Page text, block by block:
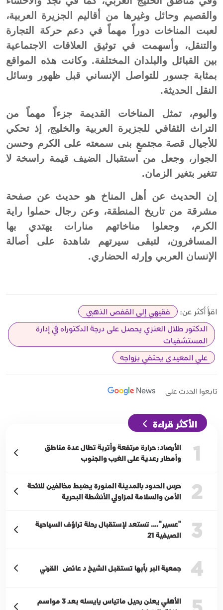
والقصيم وحائل وغيرها من أقاليم الجزيرة العربية،
لعبت المناخات دوراً مهماً في دعم حركة التجارة
والتنقل، وأسهمت في توثيق العلاقات الاجتماعية
بين القبائل والبلدان المختلفة. وكانت هذه المواقع
بمثابة جسور للتواصل الإنساني قبل ظهور وسائل
النقل الحديثة.
واليوم، تمثل المناخات القديمة جزءاً مهماً من
التراث الثقافي للجزيرة العربية والخليج، إذ تحكي
للأجيال قصة مجتمعٍ بنى سمعته على الكرم وحسن
الجوار، وجعل من استقبال الضيف قيمة راسخة لا
تتغير بتغير الزمان.
إن الحديث عن أهل المناخ هو حديث عن صفحة
مشرقة من تاريخ المنطقة، وعن رجال حملوا راية
الكرم، وجعلوا مناخاتهم منارات يهتدي بها
المسافرون، لتبقى سيرتهم شاهدة على أصالة
الإنسان العربي وإرثه الحضاري.
اقرأ أكثر عن:
فقيهي إلى القفص الذهبي
الدكتور طلال العنزي يحصل على درجة الدكتوراه في إدارة
المستشفيات
علي المعيدي يحتفي بزواجه
تابعوا الحدث على
الأكثر قراءة
1
الأرصاد: حرارة مرتفعة وأتربة تطال عدة مناطق
وأمطار رعدية على الغرب والجنوب
2
حرس الحدود بالمدينة المنورة يضبط مخالفين للائحة
الأمن والسلامة لمزاولي الأنشطة البحرية
3
"عسير"…. تستعد لإستقبال رحلة تراؤف السياحية
الصيفية 21
4 جمعية البر بأبها تستقبل الشيخ د عائض القرني
الأهلي يعلن رحيل ماتياس يايسله بعد 3 مواسم